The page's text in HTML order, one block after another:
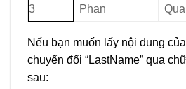
3 Phan
Nếu bạn muốn lấy nội dung
chuyển đổi “LastName” qua
sau: